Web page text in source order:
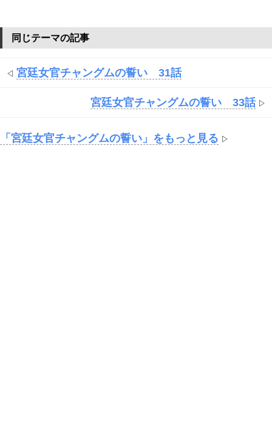
同じテーマの記事
◁ 宮廷女官チャングムの誓い 31話
宮廷女官チャングムの誓い 33話▷
「宮廷女官チャングムの誓い」をもっと見る ▷